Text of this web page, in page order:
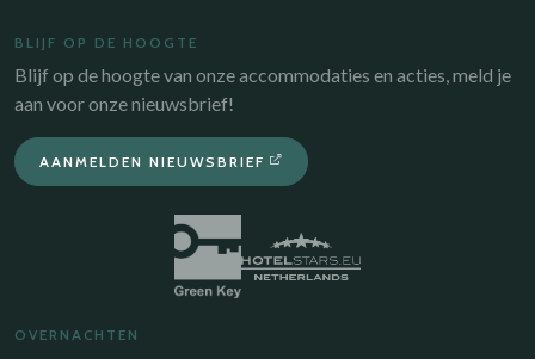
BLIJF OP DE HOOGTE
Blijf op de hoogte van onze accommodaties en acties, meld je
aan voor onze nieuwsbrief!
AANMELDEN NIEUWSBRIEF
OVERNACHTEN